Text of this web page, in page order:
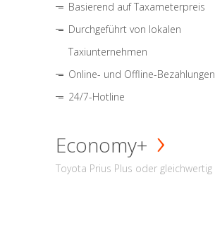
Basierend auf Taxameterpreis
Durchgeführt von lokalen
Taxiunternehmen
Online- und Offline-Bezahlungen
24/7-Hotline
Economy+
Toyota Prius Plus oder gleichwertig